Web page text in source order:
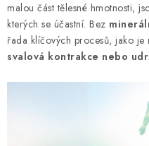
ŽENY
malou část tělesné hmotnosti,
kterých se účastní. Bez
řada klíčových procesů, jako je
svalová kontrakce nebo